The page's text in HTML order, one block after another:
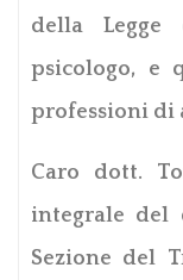
della
psicologo, e
professioni di
Caro dott.
integrale del
Sezione del